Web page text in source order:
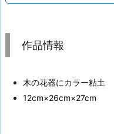
作品情報
木の花器にカラー粘土
12cm×26cm×27cm